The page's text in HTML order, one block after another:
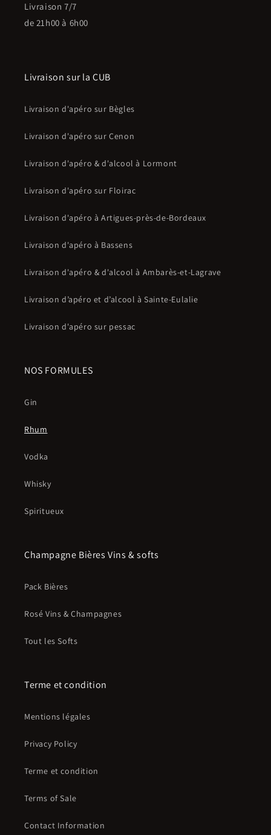
Livraison 7/7
de 21h00 à 6h00
Livraison sur la CUB
Livraison d'apéro sur Bègles
Livraison d'apéro sur Cenon
Livraison d'apéro & d'alcool à Lormont
Livraison d'apéro sur Floirac
Livraison d'apéro à Artigues-près-de-Bordeaux
Livraison d'apéro à Bassens
Livraison d'apéro & d'alcool à Ambarès-et-Lagrave
Livraison d’apéro et d’alcool à Sainte-Eulalie
Livraison d'apéro sur pessac
NOS FORMULES
Gin
Rhum
Vodka
Whisky
Spiritueux
Champagne Bières Vins & softs
Pack Bières
Rosé Vins & Champagnes
Tout les Softs
Terme et condition
Mentions légales
Privacy Policy
Terme et condition
Terms of Sale
Contact Information